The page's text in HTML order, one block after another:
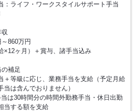
：ライフ・ワークスタイルサポート手当
860万円
×12ヶ月）＋賞与、諸手当込み
補足
＋等級に応じ、業務手当を支給（予定月給
当は含んでおりません）
当は30時間分の時間外勤務手当・休日出勤
当する額を支給